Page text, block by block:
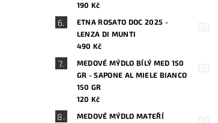
190 Kč
ETNA ROSATO DOC 2025 -
LENZA DI MUNTI
490 Kč
MEDOVÉ MÝDLO BÍLÝ MED 150
GR - SAPONE AL MIELE BIANCO
150 GR
120 Kč
MEDOVÉ MÝDLO MATEŘÍ